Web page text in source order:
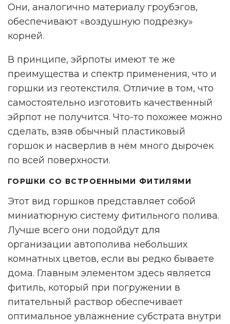
Они, аналогично материалу гроубэгов,
обеспечивают «воздушную подрезку»
корней.
В принципе, эйрпоты имеют те же
преимущества и спектр применения, что и
горшки из геотекстиля. Отличие в том, что
самостоятельно изготовить качественный
эйрпот не получится. Что-то похожее можно
сделать, взяв обычный пластиковый
горшок и насверлив в нём много дырочек
по всей поверхности.
ГОРШКИ СО ВСТРОЕННЫМИ ФИТИЛЯМИ
Этот вид горшков представляет собой
миниатюрную систему фитильного полива.
Лучше всего они подойдут для
организации автополива небольших
комнатных цветов, если вы редко бываете
дома. Главным элементом здесь является
фитиль, который при погружении в
питательный раствор обеспечивает
оптимальное увлажнение субстрата внутри